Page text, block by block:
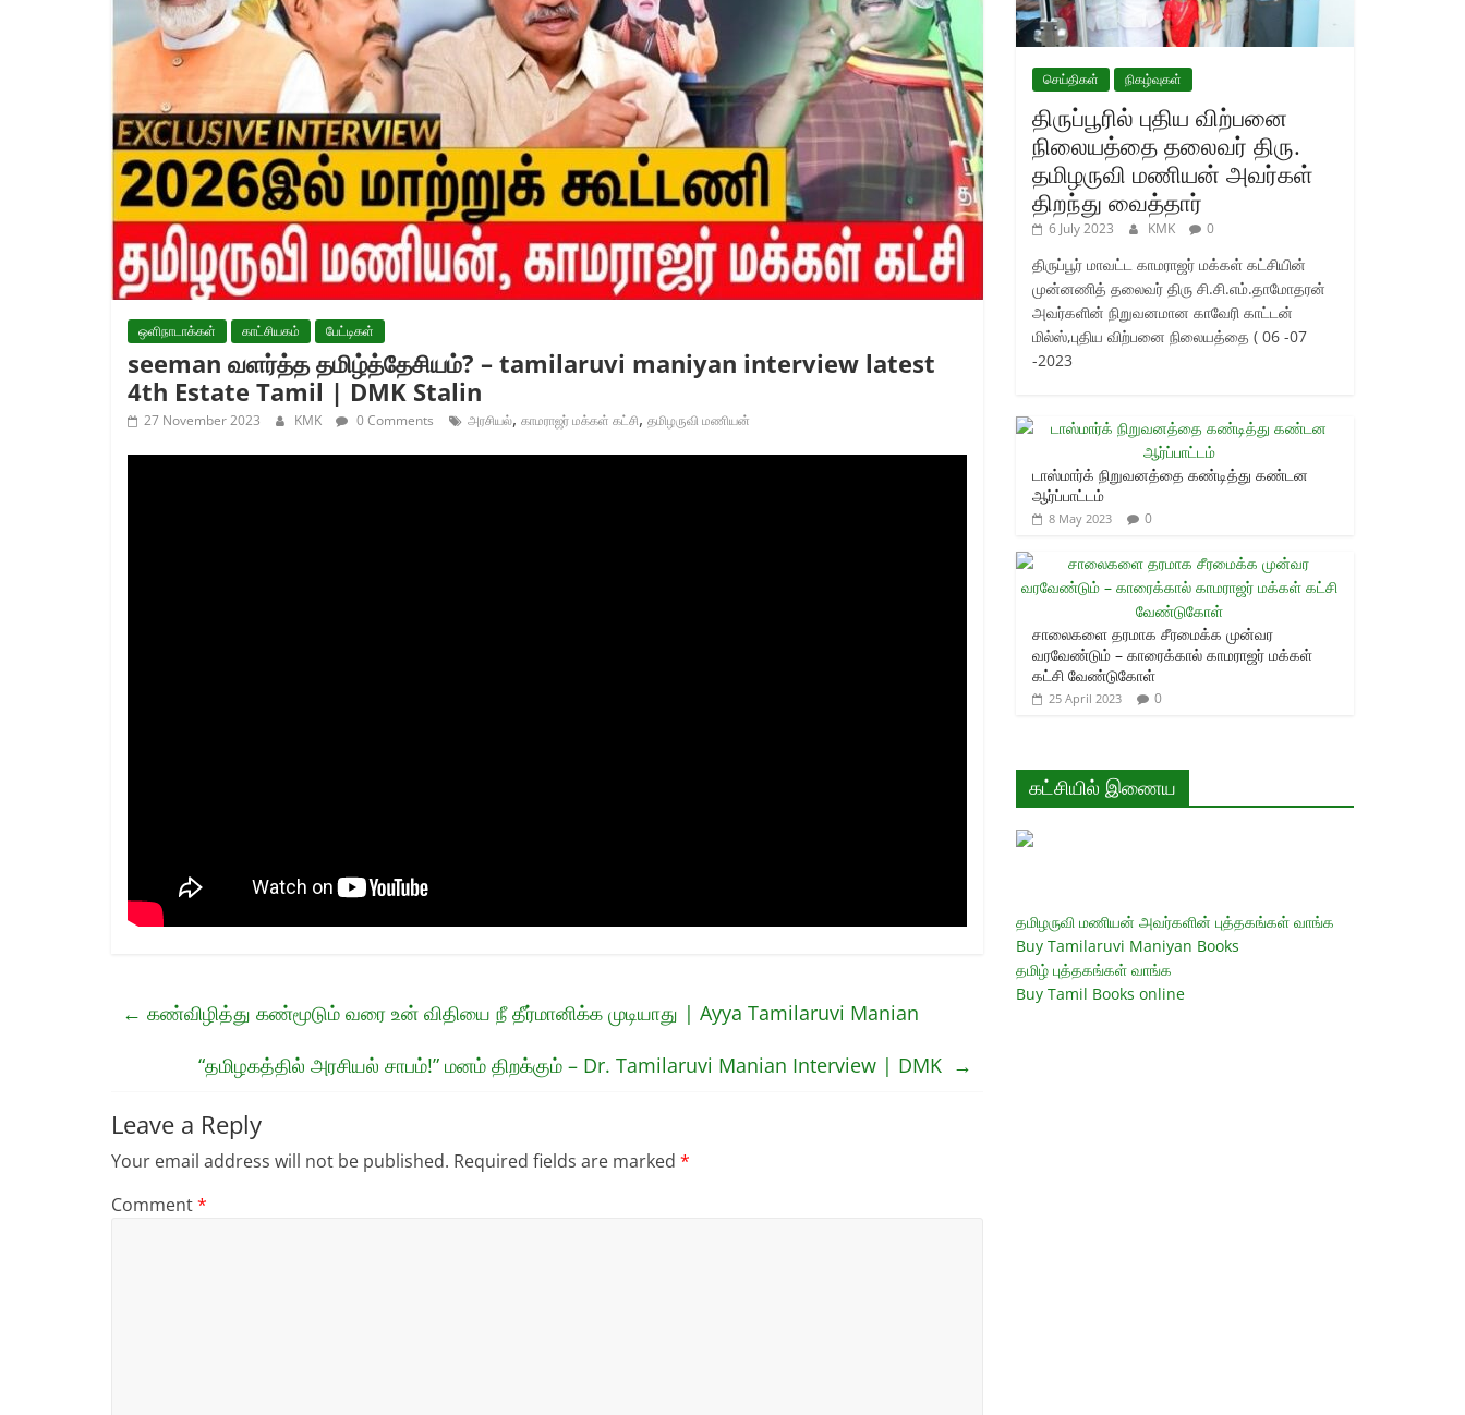
ஒளிநாடாக்கள் காட்சியகம் பேட்டிகள்
seeman வளர்த்த தமிழ்த்தேசியம்? – tamilaruvi maniyan interview latest
4th Estate Tamil | DMK Stalin
27 November 2023 KMK 0 Comments அரசியல், காமராஜர் மக்கள் கட்சி, தமிழருவி மணியன்
← கண்விழித்து கண்மூடும் வரை உன் விதியை நீ தீர்மானிக்க முடியாது | Ayya Tamilaruvi Manian
“தமிழகத்தில் அரசியல் சாபம்!” மனம் திறக்கும் – Dr. Tamilaruvi Manian Interview | DMK →
Leave a Reply
Your email address will not be published. Required fields are marked *
Comment*
செய்திகள் நிகழ்வுகள்
திருப்பூரில் புதிய விற்பனை
நிலையத்தை தலைவர் திரு.
தமிழருவி மணியன் அவர்கள்
திறந்து வைத்தார்
6 July 2023 KMK 0
திருப்பூர் மாவட்ட காமராஜர் மக்கள் கட்சியின்
முன்னணித் தலைவர் திரு சி.சி.எம்.தாமோதரன்
அவர்களின் நிறுவனமான காவேரி காட்டன்
மில்ஸ்,புதிய விற்பனை நிலையத்தை ( 06 -07
-2023
டாஸ்மார்க் நிறுவனத்தை கண்டித்து கண்டன
ஆர்ப்பாட்டம்
8 May 2023 0
சாலைகளை தரமாக சீரமைக்க முன்வர
வரவேண்டும் – காரைக்கால் காமராஜர் மக்கள்
கட்சி வேண்டுகோள்
25 April 2023 0
கட்சியில் இணைய
தமிழருவி மணியன் அவர்களின் புத்தகங்கள் வாங்க
Buy Tamilaruvi Maniyan Books
தமிழ் புத்தகங்கள் வாங்க
Buy Tamil Books online